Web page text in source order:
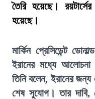
তৈরি হয়েছে।
হয়েছে।
মার্কিন প্রেসিডেন্ট
ইরানের মধ্যে আলোচনা
তিনি বলেন, ইরানের
শেষ সুযোগ। তার